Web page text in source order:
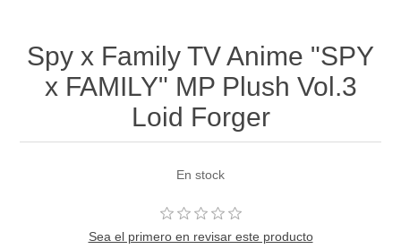
Spy x Family TV Anime "SPY
x FAMILY" MP Plush Vol.3
Loid Forger
En stock
Sea el primero en revisar este producto